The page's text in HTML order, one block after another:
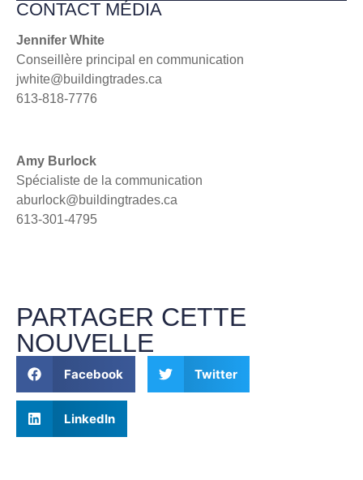
CONTACT MÉDIA
Jennifer White
Conseillère principal en communication
jwhite@buildingtrades.ca
613-818-7776
Amy Burlock
Spécialiste de la communication
aburlock@buildingtrades.ca
613-301-4795
PARTAGER CETTE
NOUVELLE
Facebook Twitter
LinkedIn